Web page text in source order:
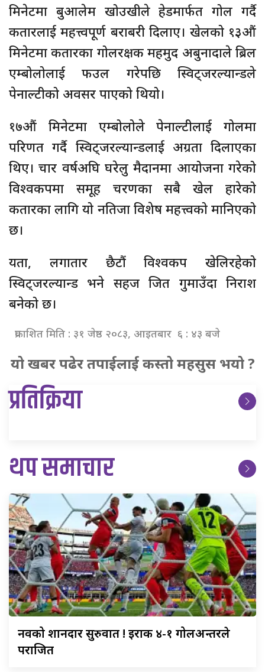
मिनेटमा बुआलेम खोउखीले हेडमार्फत गोल गर्दै
कतारलाई महत्त्वपूर्ण बराबरी दिलाए। खेलको १३औं
मिनेटमा कतारका गोलरक्षक महमुद अबुनादाले ब्रिल
एम्बोलोलाई फउल गरेपछि स्विट्जरल्यान्डले
पेनाल्टीको अवसर पाएको थियो।
१७औं मिनेटमा एम्बोलोले पेनाल्टीलाई गोलमा
परिणत गर्दै स्विट्जरल्यान्डलाई अग्रता दिलाएका
थिए। चार वर्षअघि घरेलु मैदानमा आयोजना गरेको
विश्वकपमा समूह चरणका सबै खेल हारेको
कतारका लागि यो नतिजा विशेष महत्त्वको मानिएको
छ।
यता, लगातार छैटौं विश्वकप खेलिरहेको
स्विट्जरल्यान्ड भने सहज जित गुमाउँदा निराश
बनेको छ।
प्रकाशित मिति : ३१ जेष्ठ २०८३, आइतबार ६ : ४३ बजे
यो खबर पढेर तपाईलाई कस्तो महसुस भयो ?
प्रतिक्रिया
थप समाचार
नर्वेकोशानदार सुरुवात ! इराक ४-१ गोलअन्तरले
पराजित